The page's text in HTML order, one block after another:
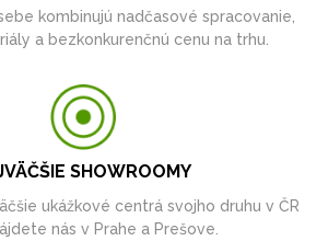
kombinujú nadčasové spracovanie,
a bezkonkurenčnú cenu na trhu.
SHOWROOMY
ukážkové centrá svojho druhu v ČR
nás v Prahe a Prešove.